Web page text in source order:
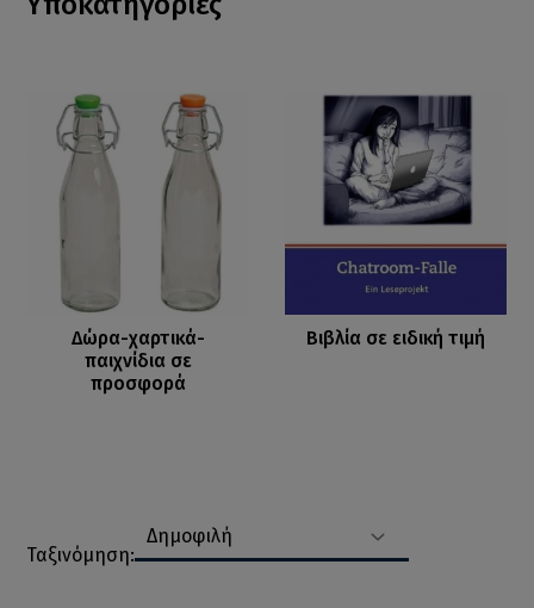
Δώρα-χαρτικά-
παιχνίδια σε
προσφορά
Βιβλία σε ειδική τιμή
Ταξινόμηση:
Δημοφιλή